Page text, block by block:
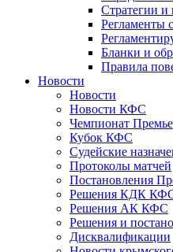
Стратегии
Регламенты
Бланки и
Правила
Новости
Новости
Новости КФС
Чемпионат
Кубок КФС
Судейские
Протоколы матчей
Постановления
Решения КДК
Решения АК КФС
Решения и
Дисквалификации